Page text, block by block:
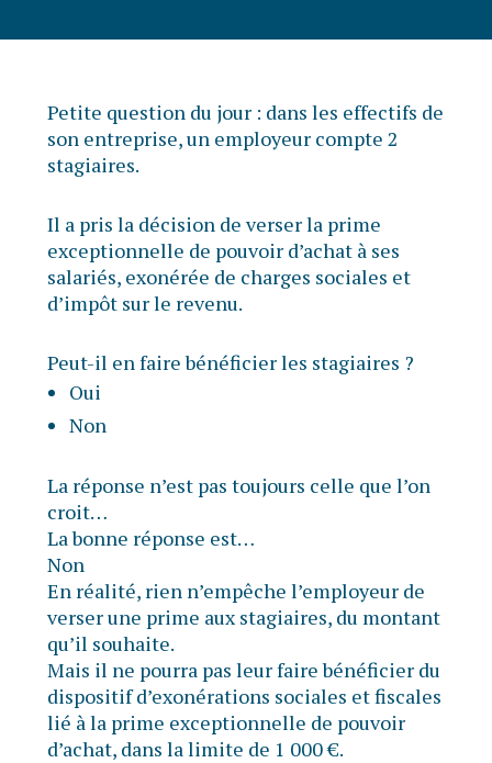
Petite question du jour : dans les effectifs de
son entreprise, un employeur compte 2
stagiaires.
Il a pris la décision de verser la prime
exceptionnelle de pouvoir d’achat à ses
salariés, exonérée de charges sociales et
d’impôt sur le revenu.
Peut-il en faire bénéficier les stagiaires ?
Oui
Non
La réponse n’est pas toujours celle que l’on
croit…
La bonne réponse est…
Non
En réalité, rien n’empêche l’employeur de
verser une prime aux stagiaires, du montant
qu’il souhaite.
Mais il ne pourra pas leur faire bénéficier du
dispositif d’exonérations sociales et fiscales
lié à la prime exceptionnelle de pouvoir
d’achat, dans la limite de 1 000 €.